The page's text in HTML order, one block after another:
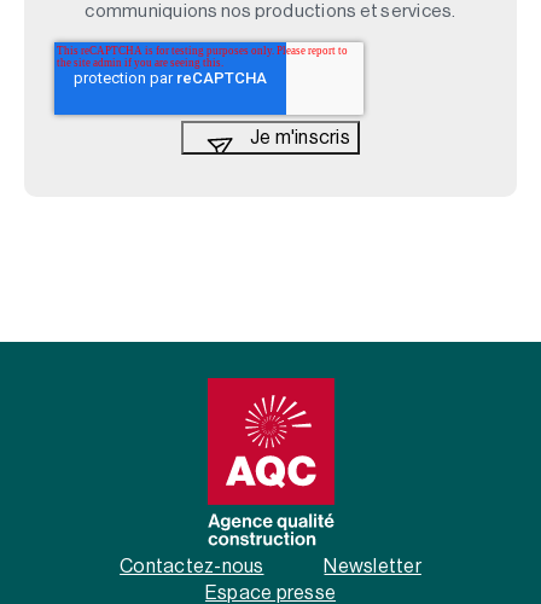
communiquions nos productions et services.
Contactez-nous
Newsletter
Espace presse